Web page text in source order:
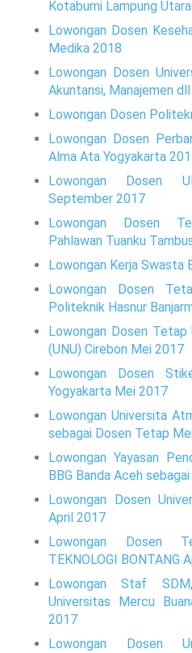
Kotabumi Lampung
Lowongan Dosen
Medika 2018
Lowongan Dosen
Akuntansi, Manajemen dll
Lowongan Dosen
Lowongan Dosen
Alma Ata Yogyakarta
Lowongan Dosen
September 2017
Lowongan Dosen
Pahlawan Tuanku
Lowongan Kerja Swasta
Lowongan Dosen
Politeknik Hasnur
Lowongan Dosen
(UNU) Cirebon Mei 2017
Lowongan Dosen
Yogyakarta Mei 2017
Lowongan Universita
sebagai Dosen Tetap
Lowongan Yayasan
BBG Banda Aceh
Lowongan Dosen
April 2017
Lowongan Dosen
TEKNOLOGI BONTANG
Lowongan Staf
Universitas Mercu
2017
Lowongan Dosen